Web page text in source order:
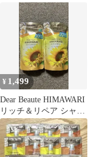
プー 詰替 396ml
¥ 1,499
Dear Beaute HIMAWARI
リッチ＆リペア シャン
プー 詰替 2個